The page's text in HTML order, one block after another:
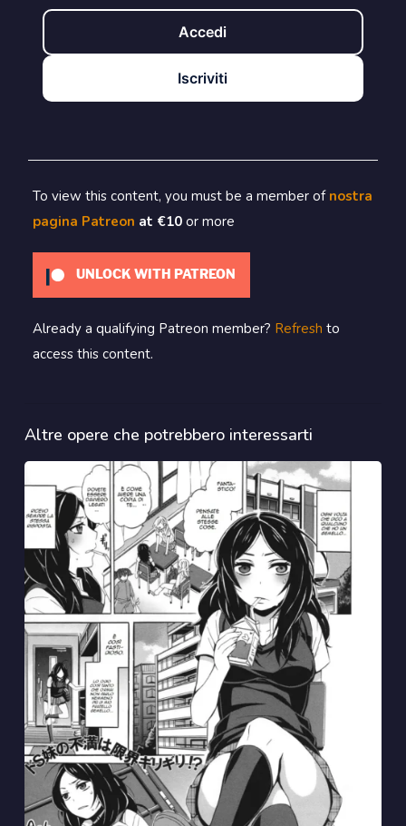
Accedi
Iscriviti
To view this content, you must be a member of nostra
pagina Patreon at €10 or more
UNLOCK WITH PATREON
Already a qualifying Patreon member? Refresh to
access this content.
Altre opere che potrebbero interessarti